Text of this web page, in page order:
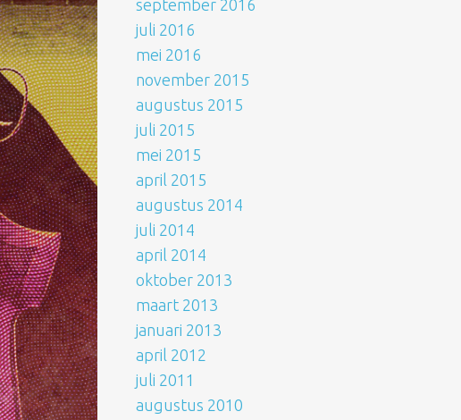
september 2016
juli 2016
mei 2016
november 2015
augustus 2015
juli 2015
mei 2015
april 2015
augustus 2014
juli 2014
april 2014
oktober 2013
maart 2013
januari 2013
april 2012
juli 2011
augustus 2010